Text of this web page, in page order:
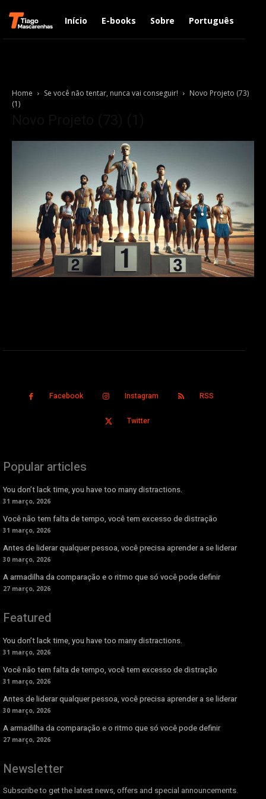
Início E-books Sobre Português
Home Se você não tentar, nunca vai conseguir!
Novo Projeto (73)
(1)
Facebook Instagram RSS
Twitter
Popular articles
You don’t lack time, you have too many distractions.
31 março, 2026
Você não tem falta de tempo, você tem excesso de distração
31 março, 2026
Antes de liderar qualquer pessoa, você precisa aprender a se liderar
30 março, 2026
A armadilha da comparação e o ritmo que só você pode definir
27 março, 2026
Featured
You don’t lack time, you have too many distractions.
31 março, 2026
Você não tem falta de tempo, você tem excesso de distração
31 março, 2026
Antes de liderar qualquer pessoa, você precisa aprender a se liderar
30 março, 2026
A armadilha da comparação e o ritmo que só você pode definir
27 março, 2026
Newsletter
Subscribe to get the latest news, offers and special announcements.